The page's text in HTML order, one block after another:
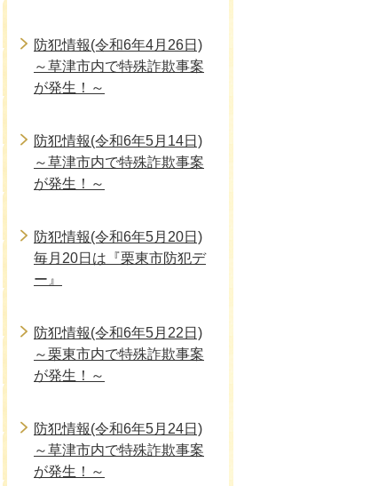
防犯情報(令和6年4月26日)
～草津市内で特殊詐欺事案
が発生！～
防犯情報(令和6年5月14日)
～草津市内で特殊詐欺事案
が発生！～
防犯情報(令和6年5月20日)
毎月20日は『栗東市防犯デ
ー』
防犯情報(令和6年5月22日)
～栗東市内で特殊詐欺事案
が発生！～
防犯情報(令和6年5月24日)
～草津市内で特殊詐欺事案
が発生！～